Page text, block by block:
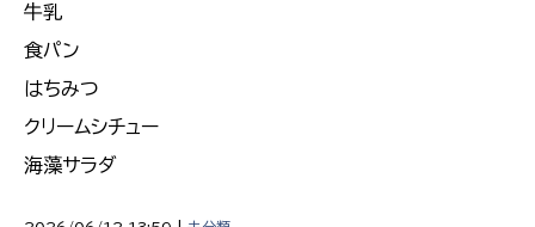
牛乳
食パン
はちみつ
クリームシチュー
海藻サラダ